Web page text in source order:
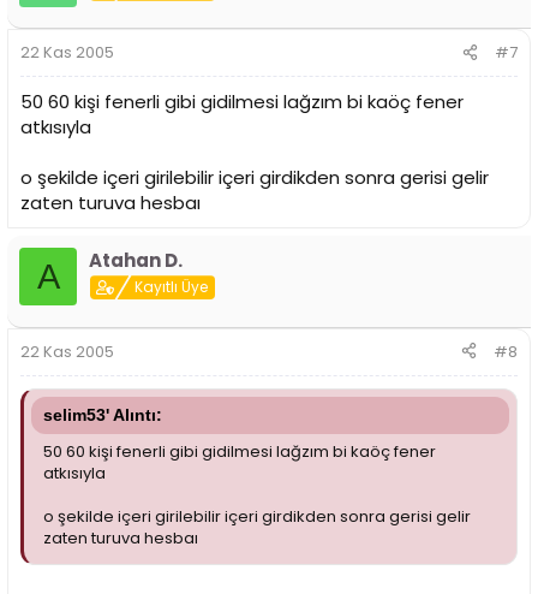
22 Kas 2005 #7
50 60 kişi fenerli gibi gidilmesi lağzım bi kaöç fener
atkısıyla
o şekilde içeri girilebilir içeri girdikden sonra gerisi gelir
zaten turuva hesbaı
A Atahan D.
Kayıtlı Üye
22 Kas 2005 #8
selim53' Alıntı:
50 60 kişi fenerli gibi gidilmesi lağzım bi kaöç fener
atkısıyla
o şekilde içeri girilebilir içeri girdikden sonra gerisi gelir
zaten turuva hesbaı